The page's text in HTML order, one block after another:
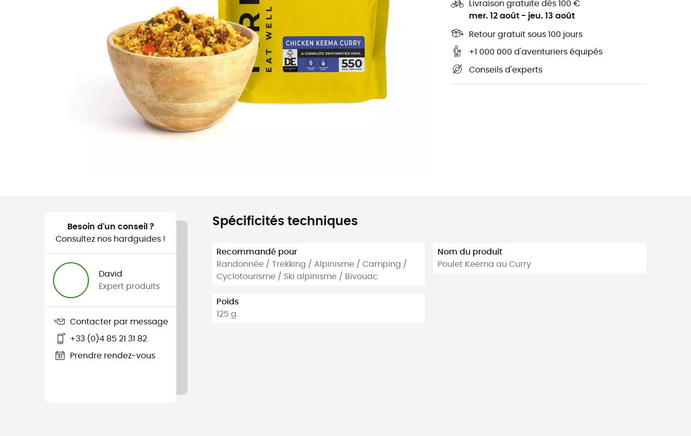
Livraison gratuite dès 100 €
mer. 12 août - jeu. 13 août
Retour gratuit sous 100 jours
+1 000 000 d'aventuriers équipés
Conseils d'experts
Besoin d'un conseil ?
Consultez nos hardguides !
David
Expert produits
Contacter par message
+33 (0)4 85 21 31 82
Prendre rendez-vous
Spécificités techniques
Recommandé pour
Randonnée / Trekking / Alpinisme / Camping /
Cyclotourisme / Ski alpinisme / Bivouac
Poids
125 g
Nom du produit
Poulet Keema au Curry